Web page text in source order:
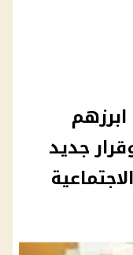
جديد